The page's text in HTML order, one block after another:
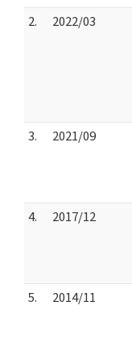
2.
2022/03
3.
2021/09
4.
2017/12
5.
2014/11